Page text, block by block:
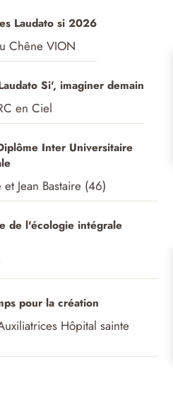
Laudato si 2026
Chêne VION
Si', imaginer demain
en Ciel
Inter Universitaire
Jean Bastaire (46)
de l'écologie intégrale
pour la création
Hôpital sainte